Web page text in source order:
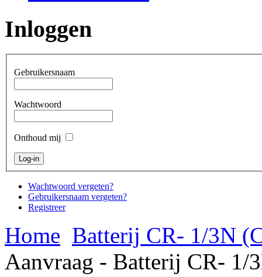
Inloggen
Gebruikersnaam
Wachtwoord
Onthoud mij
Wachtwoord vergeten?
Gebruikersnaam vergeten?
Registreer
Home Batterij CR- 1/3N
Aanvraag - Batterij CR- 1/